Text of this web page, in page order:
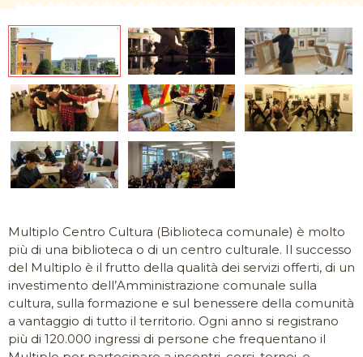
Multiplo Centro Cultura (Biblioteca comunale) è molto
più di una biblioteca o di un centro culturale. Il successo
del Multiplo è il frutto della qualità dei servizi offerti, di un
investimento dell’Amministrazione comunale sulla
cultura, sulla formazione e sul benessere della comunità
a vantaggio di tutto il territorio. Ogni anno si registrano
più di 120.000 ingressi di persone che frequentano il